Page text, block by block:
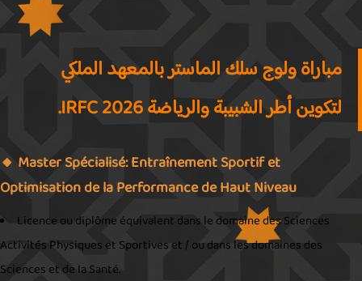
مباراة ولوج سلك الماستر بالمعهد الملكي
لتكوين أطر الشبيبة والرياضة 2026 IRFC.
🔸Master Spécialisé: Entraînement Sportif et
Optimisation de la Performance de Haut Niveau
Licence ou diplôme équivalent dans le domaine des Sciences
Activités Physiques et Sportives et / ou dans les domaines des
Sciences et de la Santé.